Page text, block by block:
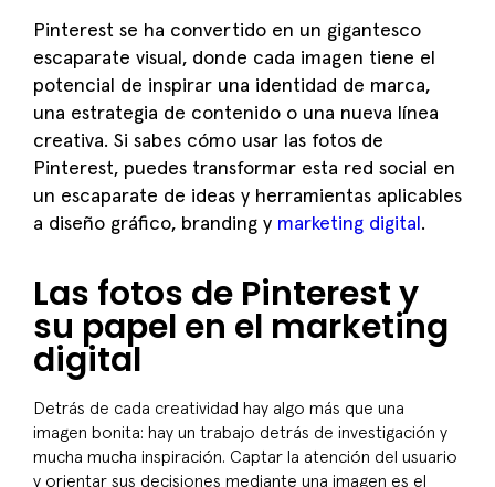
Pinterest se ha convertido en un gigantesco
escaparate visual, donde cada imagen tiene el
potencial de inspirar una identidad de marca,
una estrategia de contenido o una nueva línea
creativa. Si sabes cómo usar las fotos de
Pinterest, puedes transformar esta red social en
un escaparate de ideas y herramientas aplicables
a diseño gráfico, branding y marketing digital .
Las fotos de Pinterest y
su papel en el marketing
digital
Detrás de cada creatividad hay algo más que una
imagen bonita: hay un trabajo detrás de investigación y
mucha mucha inspiración. Captar la atención del usuario
y orientar sus decisiones mediante una imagen es el